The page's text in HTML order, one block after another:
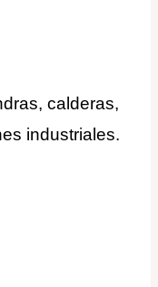
calderas,
industriales.